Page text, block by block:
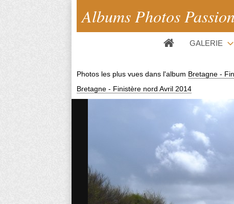
Albums Photos
GALERIE
Photos les plus vues dans l'album Bretagne -
Bretagne - Finistère nord Avril 2014